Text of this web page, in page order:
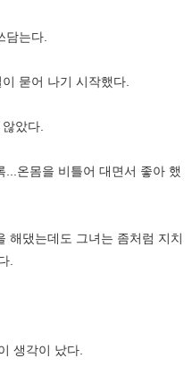
담는다.
묻어 나기 시작했다.
았다.
온몸을 비틀어 대면서 좋아 했
해댔는데도 그녀는 좀처럼 지치
.
생각이 났다.